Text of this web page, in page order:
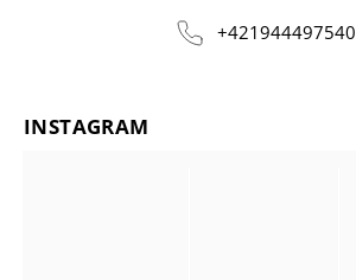
+421944497540
INSTAGRAM